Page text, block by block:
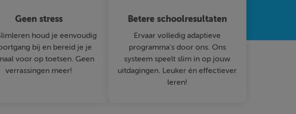
Geen stress
houd je eenvoudig
bij en bereid je je
voor op toetsen. Geen
verrassingen meer!
Betere schoolresultaten
Ervaar volledig adaptieve
programma's door ons. Ons
systeem speelt slim in op jouw
uitdagingen. Leuker én effectiever
leren!